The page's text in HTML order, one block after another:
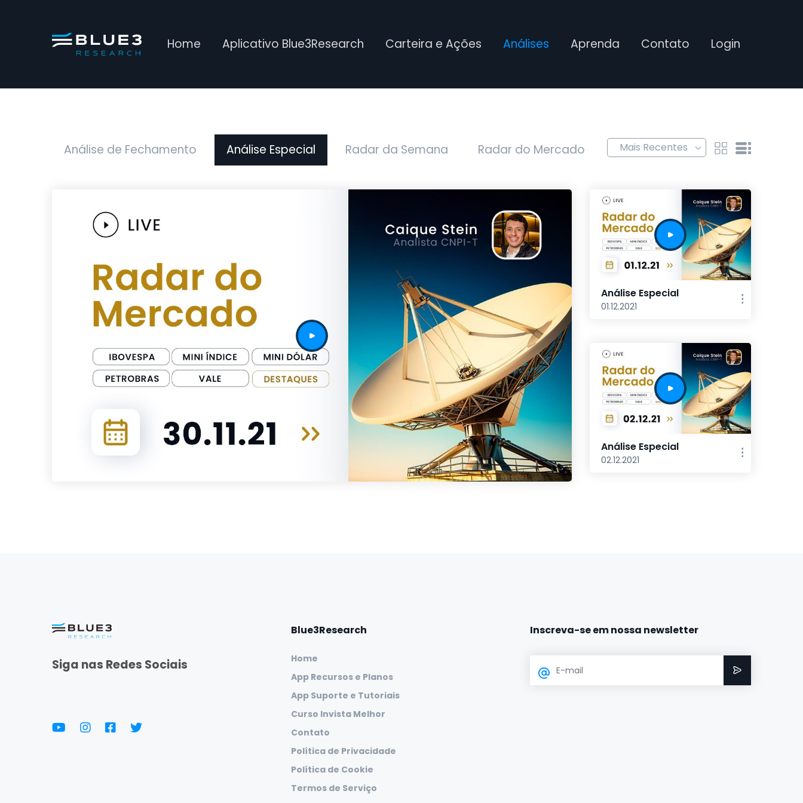
Home Aplicativo Blue3Research Carteira e Ações Análises Aprenda Contato Login
Análise de Fechamento Análise Especial Radar da Semana Radar do Mercado
Análise Especial
01.12.2021
Análise Especial
02.12.2021
Siga nas Redes Sociais
Blue3Research
Home
App Recursos e Planos
App Suporte e Tutoriais
Curso Invista Melhor
Contato
Política de Privacidade
Política de Cookie
Termos de Serviço
Inscreva-se em nossa newsletter